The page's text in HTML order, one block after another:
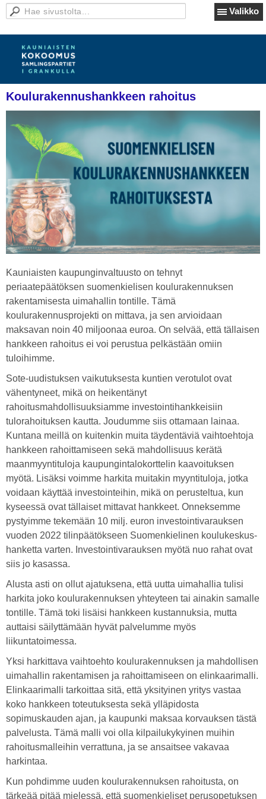
Valikko
Koulurakennushankkeen rahoitus
Kauniaisten kaupunginvaltuusto on tehnyt
periaatepäätöksen suomenkielisen koulurakennuksen
rakentamisesta uimahallin tontille. Tämä
koulurakennusprojekti on mittava, ja sen arvioidaan
maksavan noin 40 miljoonaa euroa. On selvää, että tällaisen
hankkeen rahoitus ei voi perustua pelkästään omiin
tuloihimme.
Sote-uudistuksen vaikutuksesta kuntien verotulot ovat
vähentyneet, mikä on heikentänyt
rahoitusmahdollisuuksiamme investointihankkeisiin
tulorahoituksen kautta. Joudumme siis ottamaan lainaa.
Kuntana meillä on kuitenkin muita täydentäviä vaihtoehtoja
hankkeen rahoittamiseen sekä mahdollisuus kerätä
maanmyyntituloja kaupungintalokorttelin kaavoituksen
myötä. Lisäksi voimme harkita muitakin myyntituloja, jotka
voidaan käyttää investointeihin, mikä on perusteltua, kun
kyseessä ovat tällaiset mittavat hankkeet. Onneksemme
pystyimme tekemään 10 milj. euron investointivarauksen
vuoden 2022 tilinpäätökseen Suomenkielinen koulukeskus-
hanketta varten. Investointivarauksen myötä nuo rahat ovat
siis jo kasassa.
Alusta asti on ollut ajatuksena, että uutta uimahallia tulisi
harkita joko koulurakennuksen yhteyteen tai ainakin samalle
tontille. Tämä toki lisäisi hankkeen kustannuksia, mutta
auttaisi säilyttämään hyvät palvelumme myös
liikuntatoimessa.
Yksi harkittava vaihtoehto koulurakennuksen ja mahdollisen
uimahallin rakentamisen ja rahoittamiseen on elinkaarimalli.
Elinkaarimalli tarkoittaa sitä, että yksityinen yritys vastaa
koko hankkeen toteutuksesta sekä ylläpidosta
sopimuskauden ajan, ja kaupunki maksaa korvauksen tästä
palvelusta. Tämä malli voi olla kilpailukykyinen muihin
rahoitusmalleihin verrattuna, ja se ansaitsee vakavaa
harkintaa.
Kun pohdimme uuden koulurakennuksen rahoitusta, on
tärkeää pitää mielessä, että suomenkieliset perusopetuksen